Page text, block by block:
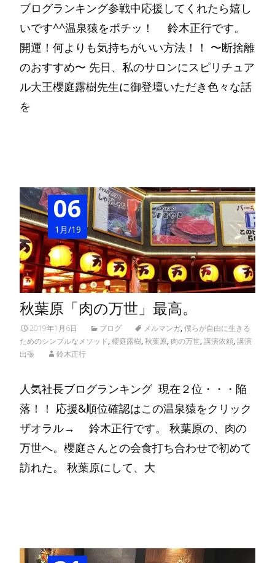
ブログランキング参戦中応援してくれたら嬉し
いです^^温泉猿をポチッ！ 鈴木正行です。
開運！何よりも気持ちがいい方法！！ 〜断捨離
のおすすめ〜 先日、私のサロンにスピリチュア
ル大王櫻庭露樹先生に御登壇いただき色々な話
を
06
1月/19
秋葉原「肉の万世」最高。
2019年1月6日 ブログ メルマンガ,僕らが自由に生きる
ためのシンプルなメソッド,櫻庭露樹,秋葉原, 肉の万世,講演依頼,講演
出張
鈴木正行
人気社長ブログランキング 現在２位・・・陥
落！！ 応援&順位確認はこの温泉猿をクリック
ザオラル→ 鈴木正行です。 秋葉原の、肉の
万世へ。櫻庭さんとの会食打ち合わせで初めて
訪れた。 秋葉原にして、大